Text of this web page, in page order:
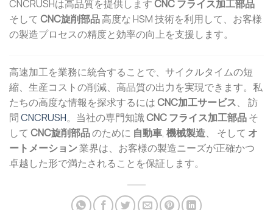
CNCRUSHは高品質を提供しますCNC フライス加工部品
そして CNC旋削部品高度な HSM 技術を利用して、お客様
の製造プロセスの精度と効率の向上を支援します。
高速加工を業務に統合することで、サイクルタイムの短
縮、生産コストの削減、高品質の出力を実現できます。私
たちの高度な情報を探求するにはCNC加工サービス、 訪
問CNCRUSH。当社の専門知識CNC フライス加工部品そ
して CNC旋削部品のために 自動車, 機械製造、 そして オ
ートメーション業界は、お客様の製造ニーズが正確かつ
卓越した形で満たされることを保証します。